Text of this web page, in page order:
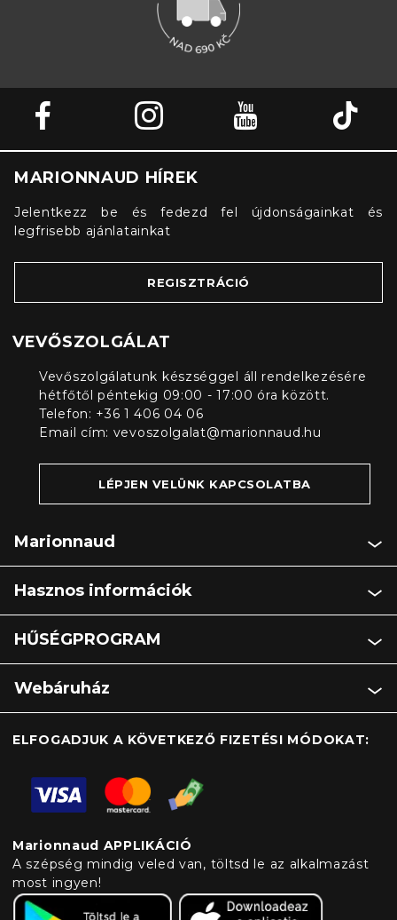
MARIONNAUD HÍREK
Jelentkezz be és fedezd fel újdonságainkat és
legfrisebb ajánlatainkat
REGISZTRÁCIÓ
VEVŐSZOLGÁLAT
Vevőszolgálatunk készséggel áll rendelkezésére
hétfőtől péntekig 09:00 - 17:00 óra között.
Telefon: +36 1 406 04 06
Email cím: vevoszolgalat@marionnaud.hu
LÉPJEN VELÜNK KAPCSOLATBA
Marionnaud
Hasznos információk
HŰSÉGPROGRAM
Webáruház
ELFOGADJUK A KÖVETKEZŐ FIZETÉSI MÓDOKAT:
Marionnaud APPLIKÁCIÓ
A szépség mindig veled van, töltsd le az alkalmazást
most ingyen!